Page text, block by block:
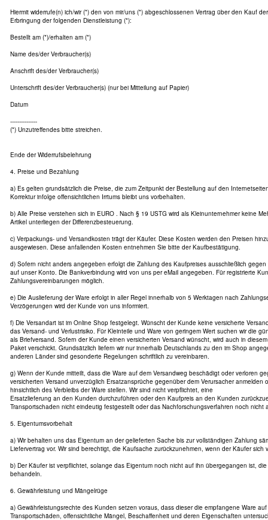
Hiermit widerrufe(n) ich/wir (*) den von mir/uns (*) abgeschlossenen Vertrag über den Kauf
Erbringung der folgenden Dienstleistung (*):
Bestellt am (*)/erhalten am (*)
Name des/der Verbraucher(s)
Anschrift des/der Verbraucher(s)
Unterschrift des/der Verbraucher(s) (nur bei Mitteilung auf Papier)
Datum
---------------
(*) Unzutreffendes bitte streichen.
Ende der Widerrufsbelehrung
4. Preise und Bezahlung
a) Es gelten grundsätzlich die Preise, die zum Zeitpunkt der Bestellung auf den
Korrektur infolge offensichtlichen Irrtums bleibt uns vorbehalten.
b) Alle Preise verstehen sich in EURO . Nach § 19 USTG wird als Kleinunternehmer keine
Artikel unterliegen der Differenzbesteuerung.
c) Verpackungs- und Versandkosten trägt der Käufer. Diese Kosten werden den Preisen
ausgewiesen. Diese anfallenden Kosten entnehmen Sie bitte der Kaufbestätigung.
d) Sofern nicht anders angegeben erfolgt die Zahlung des Kaufpreises ausschließlich gegen
auf unser Konto. Die Bankverbindung wird von uns per eMail angegeben. Für registrierte
Zahlungsvereinbarungen möglich.
e) Die Auslieferung der Ware erfolgt in aller Regel innerhalb von 5 Werktagen nach
Verzögerungen wird der Kunde von uns informiert.
f) Die Versandart ist im Online Shop festgelegt. Wünscht der Kunde keine versicherte
das Versand- und Verlustrisiko. Für Kleinteile und Ware von geringem Wert suchen wir die
als Briefversand. Sofern der Kunde einen versicherten Versand wünscht, wird auch in
Paket verschickt. Grundsätzlich liefern wir nur innerhalb Deutschlands zu den im Shop
anderen Länder sind gesonderte Regelungen schriftlich zu vereinbaren.
g) Wenn der Kunde mitteilt, dass die Ware auf dem Versandweg beschädigt oder verloren
versicherten Versand unverzüglich Ersatzansprüche gegenüber dem Verursacher anmelden
hinsichtlich des Verbleibs der Ware stellen. Wir sind nicht verpflichtet, eine
Ersatzlieferung an den Kunden durchzuführen oder den Kaufpreis an den Kunden
Transportschaden nicht eindeutig festgestellt oder das Nachforschungsverfahren noch nicht
5. Eigentumsvorbehalt
a) Wir behalten uns das Eigentum an der gelieferten Sache bis zur vollständigen Zahlung
Liefervertrag vor. Wir sind berechtigt, die Kaufsache zurückzunehmen, wenn der Käufer sich
b) Der Käufer ist verpflichtet, solange das Eigentum noch nicht auf ihn übergegangen ist,
behandeln.
6. Gewährleistung und Mängelrüge
a) Gewährleistungsrechte des Kunden setzen voraus, dass dieser die empfangene Ware
Transportschäden, offensichtliche Mängel, Beschaffenheit und deren Eigenschaften